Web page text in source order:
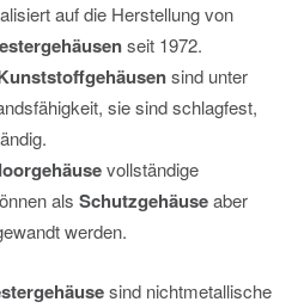
auf die Herstellung von
seit 1972.
sind unter
sie sind schlagfest,
vollständige
als Schutzgehäuseaber
werden.
sind nichtmetallische